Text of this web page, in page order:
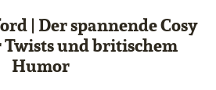
| Der spannende Cosy
und britischem
Humor